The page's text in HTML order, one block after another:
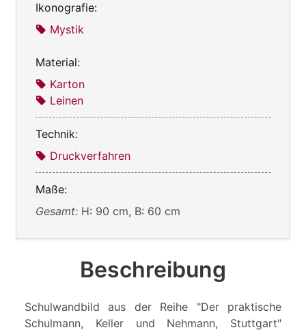
Ikonografie:
Mystik
Material:
Karton
Leinen
Technik:
Druckverfahren
Maße:
Gesamt: H: 90 cm, B: 60 cm
Beschreibung
Schulwandbild aus der Reihe "Der praktische
Schulmann, Keller und Nehmann, Stuttgart"